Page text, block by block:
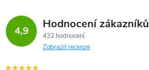
4,9 Hodnocení zákazníků
432 hodnocení
Zobrazit recenze